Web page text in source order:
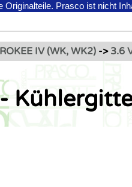
Originalteile. Prasco ist nicht
IV (WK, WK2) -> 3.6